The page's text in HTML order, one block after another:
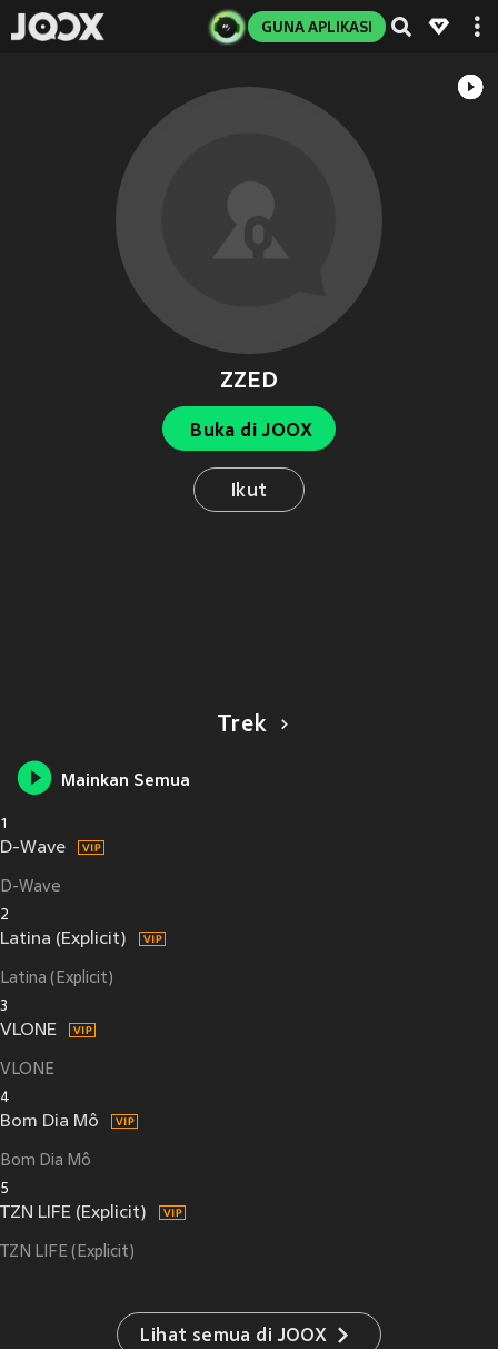
GUNA APLIKASI
ZZED
Buka di JOOX
Ikut
Trek
Mainkan Semua
1
D-Wave
D-Wave
2
Latina (Explicit)
Latina (Explicit)
3
VLONE
VLONE
4
Bom Dia Mô
Bom Dia Mô
5
TZN LIFE (Explicit)
TZN LIFE (Explicit)
Lihat semua di JOOX